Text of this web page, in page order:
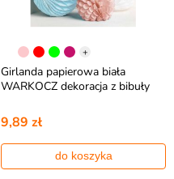
+
Girlanda papierowa biała
WARKOCZ dekoracja z bibuły
9,89 zł
do koszyka